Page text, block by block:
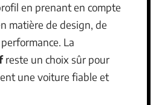
en prenant en compte
matière de design, de
La
reste un choix sûr pour
une voiture fiable et